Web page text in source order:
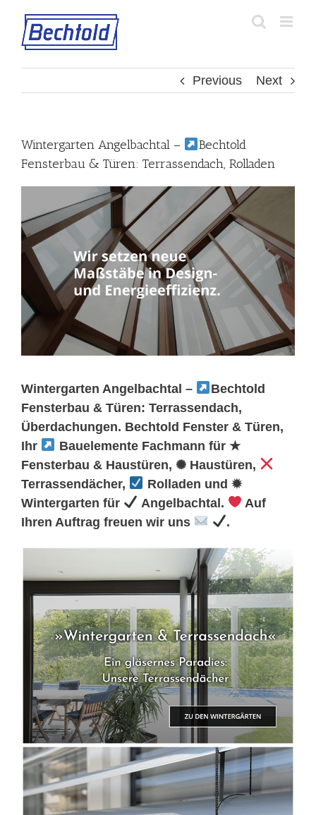
content
Previous Next
Wintergarten Angelbachtal –
Bechtold
Fensterbau & Türen: Terrassendach, Rolladen
Wintergarten Angelbachtal –
Bechtold
Fensterbau & Türen: Terrassendach,
Überdachungen. Bechtold Fenster & Türen,
Ihr
Bauelemente Fachmann für ★
Fensterbau & Haustüren, ✺ Haustüren,
Terrassendächer,
Rolladen und ✹
Wintergarten für
Angelbachtal.
Auf
Ihren Auftrag freuen wir uns
.